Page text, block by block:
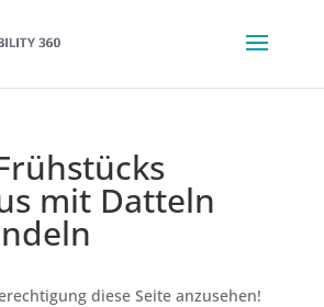
mit Datteln
diese Seite anzusehen!